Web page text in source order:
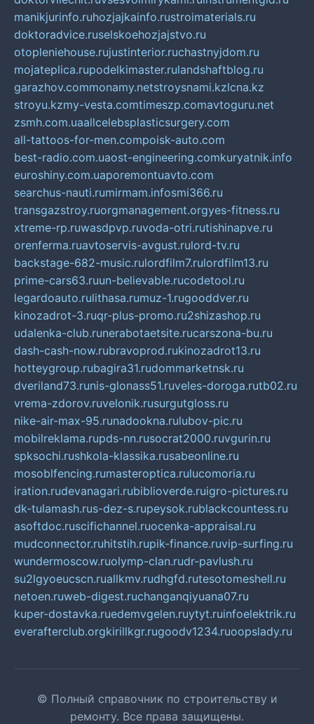
manikjurinfo.ruhozjajkainfo.rustroimaterials.ru
doktoradvice.ruselskoehozjajstvo.ru
otopleniehouse.rujustinterior.ruchastnyjdom.ru
mojateplica.rupodelkimaster.rulandshaftblog.ru
garazhov.commonamy.netstroysnami.kzlcna.kz
stroyu.kzmy-vesta.comtimeszp.comavtoguru.net
zsmh.com.uaallcelebsplasticsurgery.com
all-tattoos-for-men.compoisk-auto.com
best-radio.com.uaost-engineering.comkuryatnik.info
euroshiny.com.uaporemontuavto.com
searchus-nauti.rumirmam.infosmi366.ru
transgazstroy.ruorgmanagement.orgyes-fitness.ru
xtreme-rp.ruwasdpvp.ruvoda-otri.rutishinapve.ru
orenferma.ruavtoservis-avgust.rulord-tv.ru
backstage-682-music.rulordfilm7.rulordfilm13.ru
prime-cars63.ruun-believable.rucodetool.ru
legardoauto.rulithasa.rumuz-1.rugooddver.ru
kinozadrot-3.ruqr-plus-promo.ru2shizashop.ru
udalenka-club.runerabotaetsite.rucarszona-bu.ru
dash-cash-now.rubravoprod.rukinozadrot13.ru
hotteygroup.rubagira31.rudommarketnsk.ru
dveriland73.runis-glonass51.ruveles-doroga.rutb02.ru
vrema-zdorov.ruvelonik.rusurgutgloss.ru
nike-air-max-95.runadookna.rulubov-pic.ru
mobilreklama.rupds-nn.rusocrat2000.ruvgurin.ru
spksochi.rushkola-klassika.rusabeonline.ru
mosoblfencing.rumasteroptica.rulucomoria.ru
iration.rudevanagari.rubiblioverde.ruigro-pictures.ru
dk-tulamash.rus-dez-s.rupeysok.rublackcountess.ru
asoftdoc.ruscifichannel.ruocenka-appraisal.ru
mudconnector.ruhitstih.rupik-finance.ruvip-surfing.ru
wundermoscow.ruolymp-clan.rudr-pavlush.ru
su2lgyoeucscn.ruallkmv.rudhgfd.rutesotomeshell.ru
netoen.ruweb-digest.ruchanganqiyuana07.ru
kuper-dostavka.ruedemvgelen.ruytyt.ruinfoelektrik.ru
everafterclub.orgkirillkgr.rugoodv1234.ruoopslady.ru
© Полный справочник по строительству и
ремонту. Все права защищены.